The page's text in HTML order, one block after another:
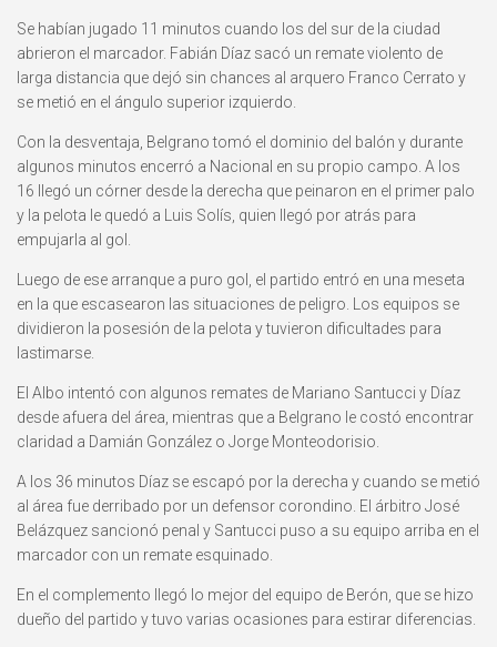
Se habían jugado 11 minutos cuando los del sur de la ciudad
abrieron el marcador. Fabián Díaz sacó un remate violento de
larga distancia que dejó sin chances al arquero Franco Cerrato y
se metió en el ángulo superior izquierdo.
Con la desventaja, Belgrano tomó el dominio del balón y durante
algunos minutos encerró a Nacional en su propio campo. A los
16 llegó un córner desde la derecha que peinaron en el primer palo
y la pelota le quedó a Luis Solís, quien llegó por atrás para
empujarla al gol.
Luego de ese arranque a puro gol, el partido entró en una meseta
en la que escasearon las situaciones de peligro. Los equipos se
dividieron la posesión de la pelota y tuvieron dificultades para
lastimarse.
El Albo intentó con algunos remates de Mariano Santucci y Díaz
desde afuera del área, mientras que a Belgrano le costó encontrar
claridad a Damián González o Jorge Monteodorisio.
A los 36 minutos Díaz se escapó por la derecha y cuando se metió
al área fue derribado por un defensor corondino. El árbitro José
Belázquez sancionó penal y Santucci puso a su equipo arriba en el
marcador con un remate esquinado.
En el complemento llegó lo mejor del equipo de Berón, que se hizo
dueño del partido y tuvo varias ocasiones para estirar diferencias.